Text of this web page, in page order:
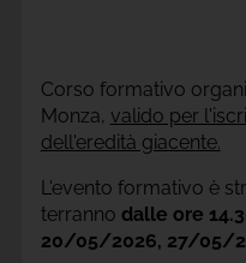
Corso formativo
Monza, valido per
dell'eredità giacente.
L'evento formativo è
terranno dalle ore
20/05/2026, 27/05/